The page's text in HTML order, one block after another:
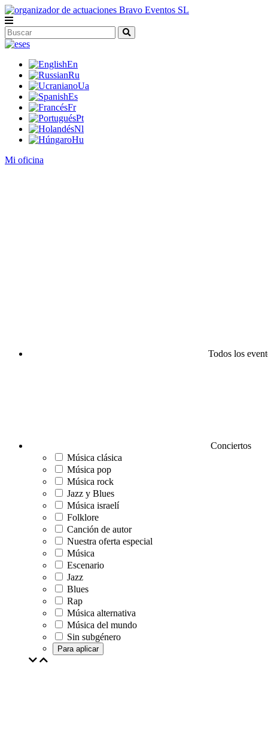
es
En
Ru
Ua
Es
Fr
Pt
Nl
Hu
Mi oficina
Todos los
Conciertos
Música clásica
Música pop
Música rock
Jazz y Blues
Música israelí
Folklore
Canción de autor
Nuestra oferta especial
Música
Escenario
Jazz
Blues
Rap
Música alternativa
Música del mundo
Sin subgénero
Para aplicar